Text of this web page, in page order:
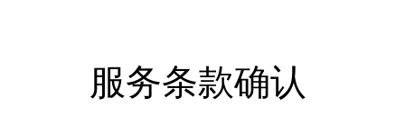
服务条款确认